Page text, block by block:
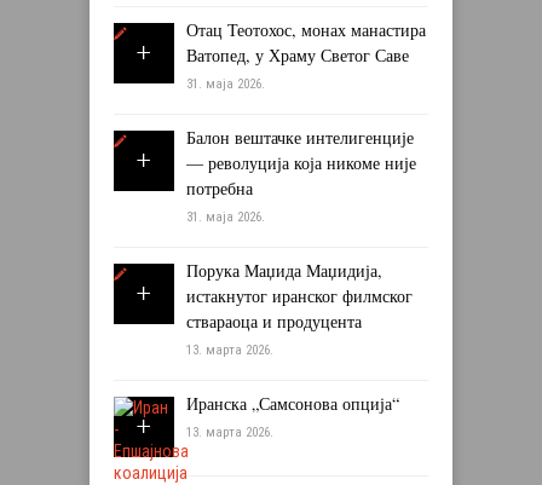
Отац Теотохос, монах манастира
Ватопед, у Храму Светог Саве
31. маја 2026.
Балон вештачке интелигенције
— револуција која никоме није
потребна
31. маја 2026.
Порука Маџида Маџидија,
истакнутог иранског филмског
ствараоца и продуцента
13. марта 2026.
Иранска „Самсонова опција“
13. марта 2026.